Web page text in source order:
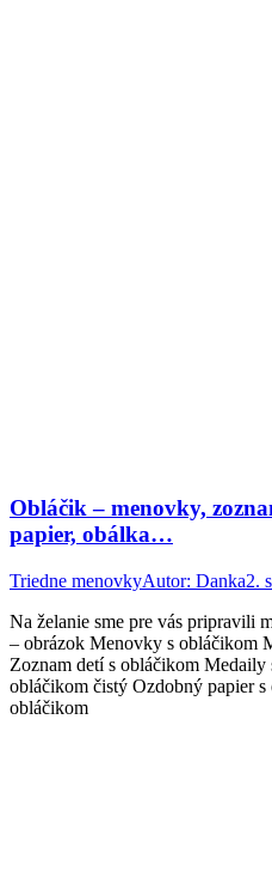
Obláčik – menovky,
papier, obálka…
Triedne menovkyAutor: Danka2.
Na želanie sme pre vás
– obrázok Menovky s obláčikom
Zoznam detí s obláčikom
obláčikom čistý Ozdobný papier
obláčikom